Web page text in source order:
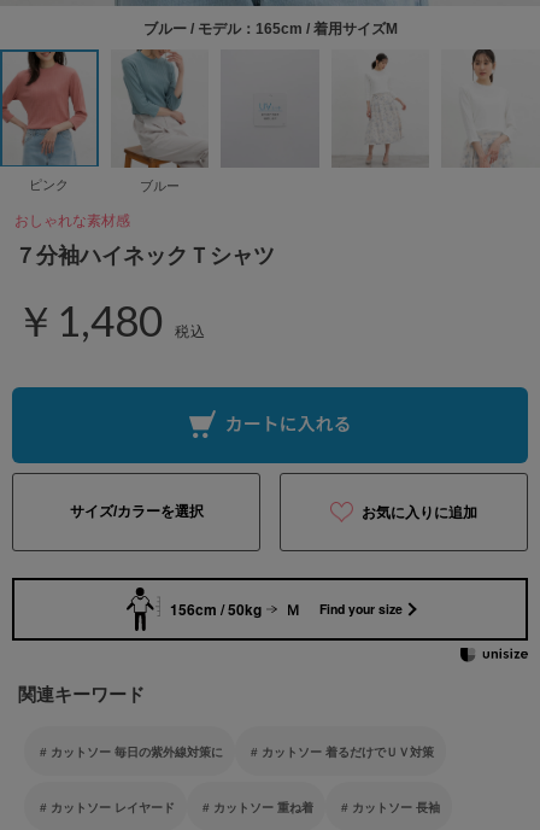
ブルー / モデル：165cm / 着用サイズM
ピンク ブルー
おしゃれな素材感
７分袖ハイネックＴシャツ
￥1,480 税込
サイズ/カラーを選択 お気に入りに追加
156cm / 50kg Ｍ Find your size
関連キーワード
カットソー 毎日の紫外線対策に カットソー 着るだけでＵＶ対策
カットソー レイヤード カットソー 重ね着 カットソー 長袖